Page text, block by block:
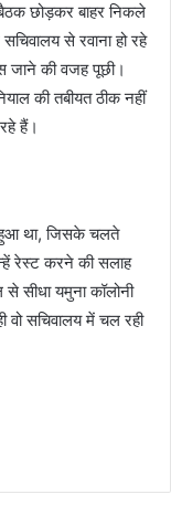
छोड़कर बाहर निकले
से रवाना हो रहे
जाने की वजह पूछी।
की तबीयत ठीक नहीं
हैं।
हुआ था, जिसके चलते
रेस्ट करने की सलाह
सीधा यमुना कॉलोनी
सचिवालय में चल रही